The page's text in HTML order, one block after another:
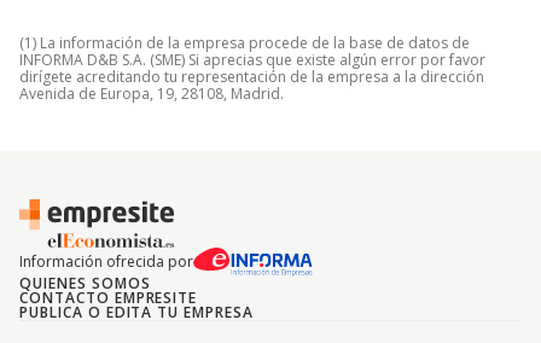
(1) La información de la empresa procede de la base de datos de
INFORMA D&B S.A. (SME) Si aprecias que existe algún error por favor
dirígete acreditando tu representación de la empresa a la dirección
Avenida de Europa, 19, 28108, Madrid.
Información ofrecida por
QUIENES SOMOS
CONTACTO EMPRESITE
PUBLICA O EDITA TU EMPRESA